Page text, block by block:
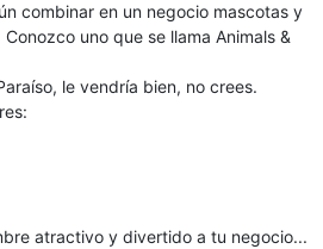
combinar en un negocio mascotas y
uno que se llama Animals &
le vendría bien, no crees.
atractivo y divertido a tu negocio...